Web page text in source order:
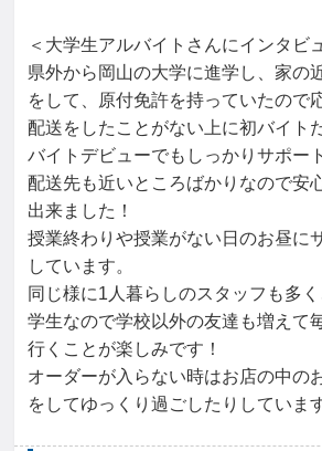
＜大学生アルバイトさんにインタビ
県外から岡山の大学に進学し、家の
をして、原付免許を持っていたので
配送をしたことがない上に初バイト
バイトデビューでもしっかりサポー
配送先も近いところばかりなので安
出来ました！
授業終わりや授業がない日のお昼に
しています。
同じ様に1人暮らしのスタッフも多
学生なので学校以外の友達も増えて
行くことが楽しみです！
オーダーが入らない時はお店の中の
をしてゆっくり過ごしたりしていま